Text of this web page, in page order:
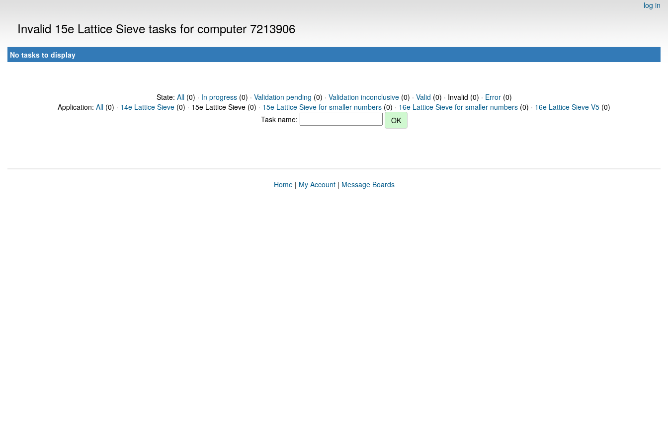
log in
Invalid 15e Lattice Sieve tasks for computer 7213906
No tasks to display
State: All(0) · In progress(0) · Validation pending (0) · Validation inconclusive(0) · Valid (0) · Invalid (0) · Error(0)
Application: All (0) · 14e Lattice Sieve (0) · 15e Lattice Sieve (0) · 15e Lattice Sieve for smaller numbers (0) · 16e Lattice Sieve for smaller numbers (0) · 16e Lattice Sieve V5 (0)
Task name:
Home| My Account| Message Boards